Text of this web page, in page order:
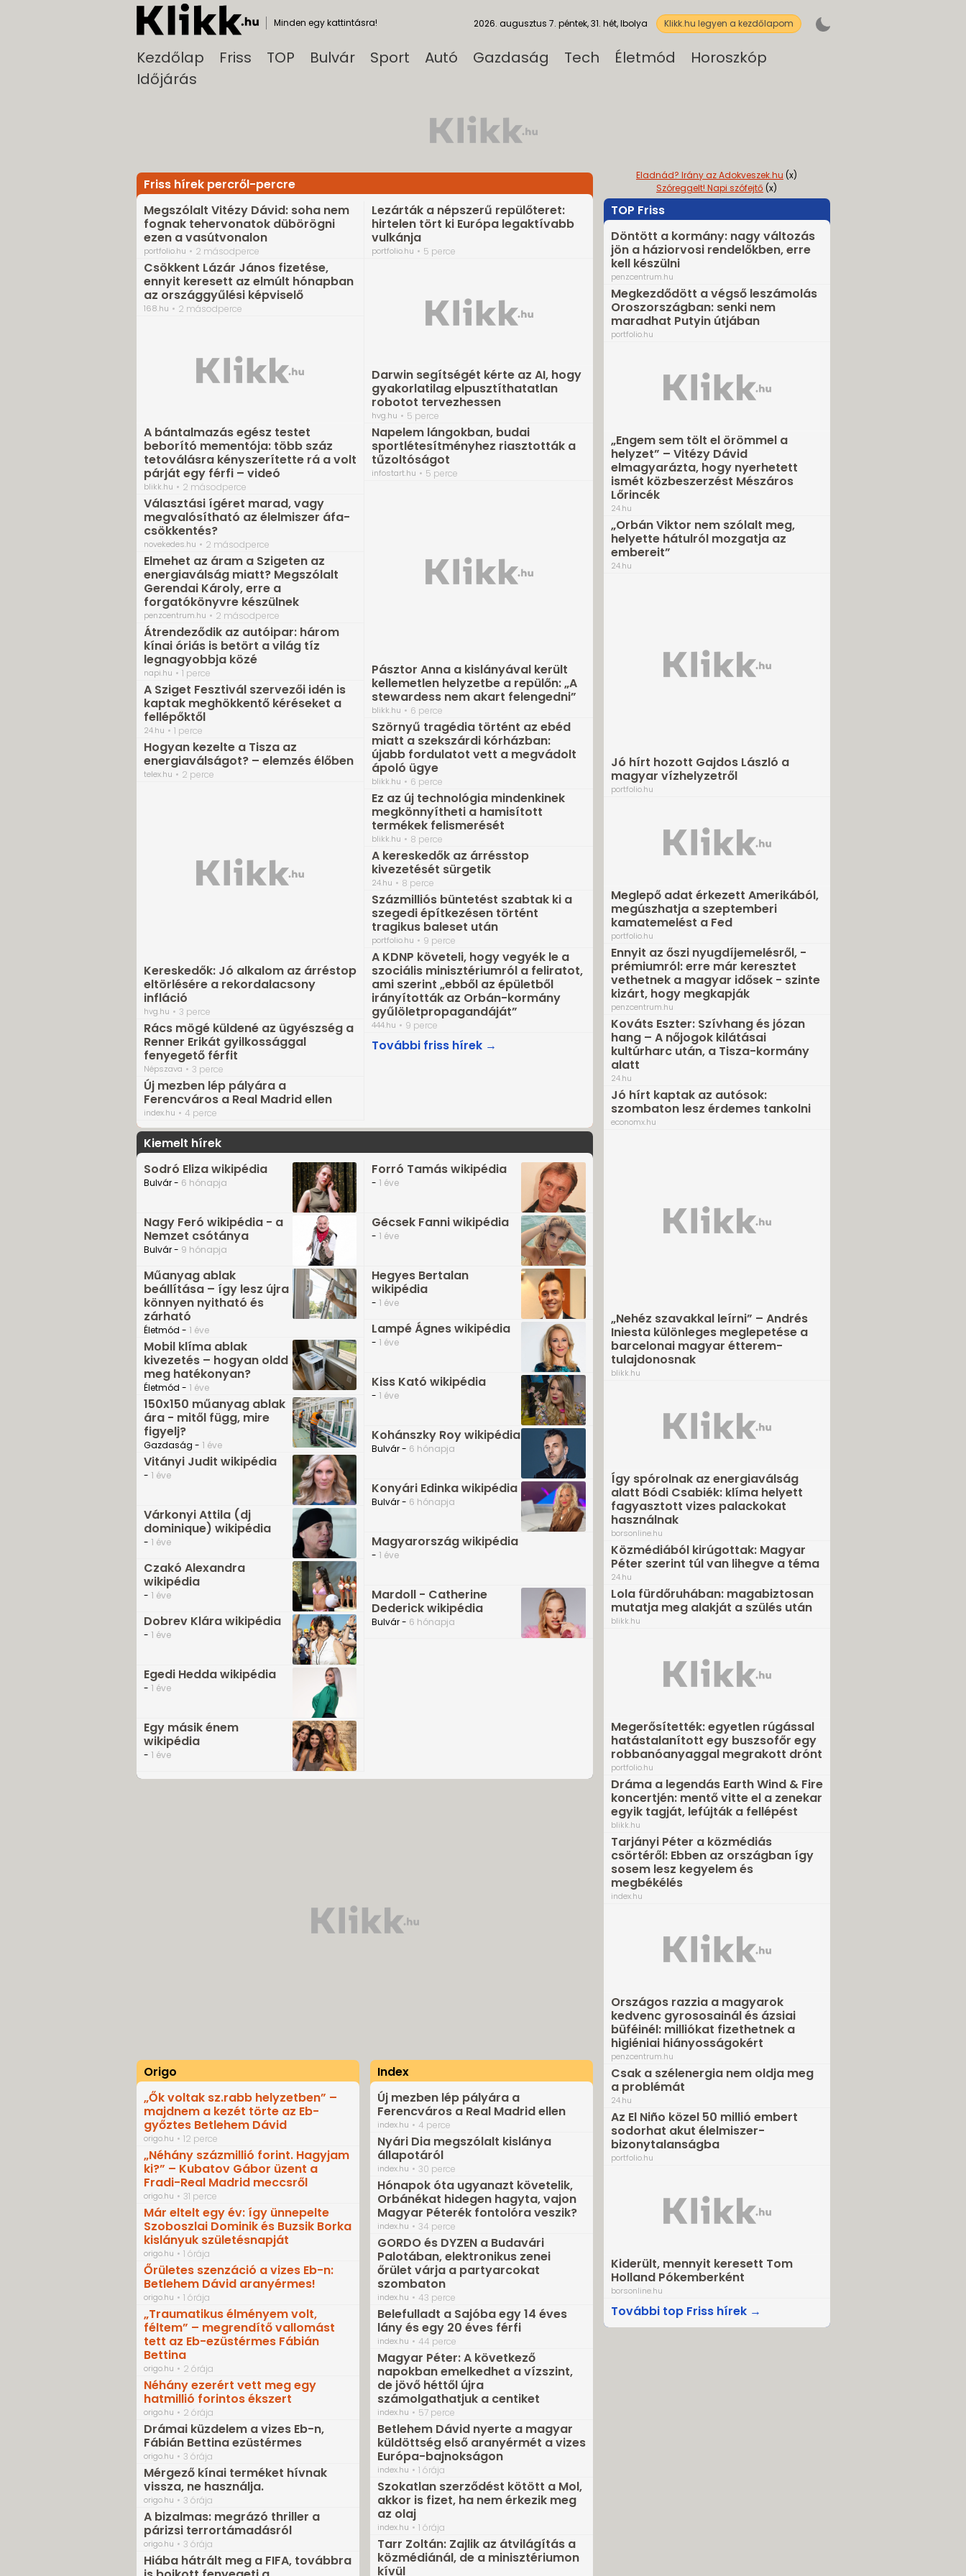
Minden egy kattintásra! 2026. augusztus 7. péntek, 31. hét, Ibolya Klikk.hu legyen a kezdőlapom
Kezdőlap Friss TOP Bulvár Sport Autó Gazdaság Tech Életmód
Horoszkóp
Időjárás
Friss hírek percről-percre
Megszólalt Vitézy Dávid: soha nem
fognak tehervonatok dübörögni
ezen a vasútvonalon
portfolio.hu 2 másodperce
Csökkent Lázár János fizetése,
ennyit keresett az elmúlt hónapban
az országgyűlési képviselő
168.hu 2 másodperce
A bántalmazás egész testet
beborító mementója: több száz
tetoválásra kényszerítette rá a volt
párját egy férfi – videó
blikk.hu 2 másodperce
Választási ígéret marad, vagy
megvalósítható az élelmiszer áfa-
csökkentés?
novekedes.hu 2 másodperce
Elmehet az áram a Szigeten az
energiaválság miatt? Megszólalt
Gerendai Károly, erre a
forgatókönyvre készülnek
penzcentrum.hu 2 másodperce
Átrendeződik az autóipar: három
kínai óriás is betört a világ tíz
legnagyobbja közé
napi.hu 1 perce
A Sziget Fesztivál szervezői idén is
kaptak meghökkentő kéréseket a
fellépőktől
24.hu 1 perce
Hogyan kezelte a Tisza az
energiaválságot? – elemzés élőben
telex.hu 2 perce
Kereskedők: Jó alkalom az árréstop
eltörlésére a rekordalacsony
infláció
hvg.hu 3 perce
Rács mögé küldené az ügyészség a
Renner Erikát gyilkossággal
fenyegető férfit
Népszava 3 perce
Új mezben lép pályára a
Ferencváros a Real Madrid ellen
index.hu 4 perce
Lezárták a népszerű repülőteret:
hirtelen tört ki Európa legaktívabb
vulkánja
portfolio.hu 5 perce
Darwin segítségét kérte az AI, hogy
gyakorlatilag elpusztíthatatlan
robotot tervezhessen
hvg.hu 5 perce
Napelem lángokban, budai
sportlétesítményhez riasztották a
tűzoltóságot
infostart.hu 5 perce
Pásztor Anna a kislányával került
kellemetlen helyzetbe a repülőn: „A
stewardess nem akart felengedni”
blikk.hu 6 perce
Szörnyű tragédia történt az ebéd
miatt a szekszárdi kórházban:
újabb fordulatot vett a megvádolt
ápoló ügye
blikk.hu 6 perce
Ez az új technológia mindenkinek
megkönnyítheti a hamisított
termékek felismerését
blikk.hu 8 perce
A kereskedők az árrésstop
kivezetését sürgetik
24.hu 8 perce
Százmilliós büntetést szabtak ki a
szegedi építkezésen történt
tragikus baleset után
portfolio.hu 9 perce
A KDNP követeli, hogy vegyék le a
szociális minisztériumról a feliratot,
ami szerint „ebből az épületből
irányították az Orbán-kormány
gyűlöletpropagandáját”
444.hu 9 perce
További friss hírek →
Kiemelt hírek
Sodró Eliza wikipédia
Bulvár - 6 hónapja
Nagy Feró wikipédia - a
Nemzet csótánya
Bulvár - 9 hónapja
Műanyag ablak
beállítása – így lesz újra
könnyen nyitható és
zárható
Életmód - 1 éve
Mobil klíma ablak
kivezetés – hogyan oldd
meg hatékonyan?
Életmód - 1 éve
150x150 műanyag ablak
ára - mitől függ, mire
figyelj?
Gazdaság - 1 éve
Vitányi Judit wikipédia
- 1 éve
Várkonyi Attila (dj
dominique) wikipédia
- 1 éve
Czakó Alexandra
wikipédia
- 1 éve
Dobrev Klára wikipédia
- 1 éve
Egedi Hedda wikipédia
- 1 éve
Egy másik énem
wikipédia
- 1 éve
Forró Tamás wikipédia
- 1 éve
Gécsek Fanni wikipédia
- 1 éve
Hegyes Bertalan
wikipédia
- 1 éve
Lampé Ágnes wikipédia
- 1 éve
Kiss Kató wikipédia
- 1 éve
Kohánszky Roy wikipédia
Bulvár - 6 hónapja
Konyári Edinka wikipédia
Bulvár - 6 hónapja
Magyarország wikipédia
- 1 éve
Mardoll - Catherine
Dederick wikipédia
Bulvár - 6 hónapja
Eladnád? Irány az Adokveszek.hu (x)
Szóreggelt! Napi szófejtő (x)
TOP Friss
Döntött a kormány: nagy változás
jön a háziorvosi rendelőkben, erre
kell készülni
penzcentrum.hu
Megkezdődött a végső leszámolás
Oroszországban: senki nem
maradhat Putyin útjában
portfolio.hu
„Engem sem tölt el örömmel a
helyzet” – Vitézy Dávid
elmagyarázta, hogy nyerhetett
ismét közbeszerzést Mészáros
Lőrincék
24.hu
„Orbán Viktor nem szólalt meg,
helyette hátulról mozgatja az
embereit”
24.hu
Jó hírt hozott Gajdos László a
magyar vízhelyzetről
portfolio.hu
Meglepő adat érkezett Amerikából,
megúszhatja a szeptemberi
kamatemelést a Fed
portfolio.hu
Ennyit az őszi nyugdíjemelésről, -
prémiumról: erre már keresztet
vethetnek a magyar idősek - szinte
kizárt, hogy megkapják
penzcentrum.hu
Kováts Eszter: Szívhang és józan
hang – A nőjogok kilátásai
kultúrharc után, a Tisza-kormány
alatt
24.hu
Jó hírt kaptak az autósok:
szombaton lesz érdemes tankolni
economx.hu
„Nehéz szavakkal leírni” – Andrés
Iniesta különleges meglepetése a
barcelonai magyar étterem-
tulajdonosnak
blikk.hu
Így spórolnak az energiaválság
alatt Bódi Csabiék: klíma helyett
fagyasztott vizes palackokat
használnak
borsonline.hu
Közmédiából kirúgottak: Magyar
Péter szerint túl van lihegve a téma
24.hu
Lola fürdőruhában: magabiztosan
mutatja meg alakját a szülés után
blikk.hu
Megerősítették: egyetlen rúgással
hatástalanított egy buszsofőr egy
robbanóanyaggal megrakott drónt
portfolio.hu
Dráma a legendás Earth Wind & Fire
koncertjén: mentő vitte el a zenekar
egyik tagját, lefújták a fellépést
blikk.hu
Tarjányi Péter a közmédiás
csörtéről: Ebben az országban így
sosem lesz kegyelem és
megbékélés
index.hu
Országos razzia a magyarok
kedvenc gyrososainál és ázsiai
büféinél: milliókat fizethetnek a
higiéniai hiányosságokért
penzcentrum.hu
Csak a szélenergia nem oldja meg
a problémát
24.hu
Az El Niño közel 50 millió embert
sodorhat akut élelmiszer-
bizonytalanságba
portfolio.hu
Kiderült, mennyit keresett Tom
Holland Pókemberként
borsonline.hu
További top Friss hírek →
Origo
„Ők voltak sz.rabb helyzetben” –
majdnem a kezét törte az Eb-
győztes Betlehem Dávid
origo.hu 12 perce
„Néhány százmillió forint. Hagyjam
ki?” – Kubatov Gábor üzent a
Fradi-Real Madrid meccsről
origo.hu 31 perce
Már eltelt egy év: így ünnepelte
Szoboszlai Dominik és Buzsik Borka
kislányuk születésnapját
origo.hu 1 órája
Őrületes szenzáció a vizes Eb-n:
Betlehem Dávid aranyérmes!
origo.hu 1 órája
„Traumatikus élményem volt,
féltem” – megrendítő vallomást
tett az Eb-ezüstérmes Fábián
Bettina
origo.hu 2 órája
Néhány ezerért vett meg egy
hatmillió forintos ékszert
origo.hu 2 órája
Drámai küzdelem a vizes Eb-n,
Fábián Bettina ezüstérmes
origo.hu 3 órája
Mérgező kínai terméket hívnak
vissza, ne használja.
origo.hu 3 órája
A bizalmas: megrázó thriller a
párizsi terrortámadásról
origo.hu 3 órája
Hiába hátrált meg a FIFA, továbbra
Index
Új mezben lép pályára a
Ferencváros a Real Madrid ellen
index.hu 4 perce
Nyári Dia megszólalt kislánya
állapotáról
index.hu 30 perce
Hónapok óta ugyanazt követelik,
Orbánékat hidegen hagyta, vajon
Magyar Péterék fontolóra veszik?
index.hu 34 perce
GORDO és DYZEN a Budavári
Palotában, elektronikus zenei
őrület várja a partyarcokat
szombaton
index.hu 43 perce
Belefulladt a Sajóba egy 14 éves
lány és egy 20 éves férfi
index.hu 44 perce
Magyar Péter: A következő
napokban emelkedhet a vízszint,
de jövő héttől újra
számolgathatjuk a centiket
index.hu 57 perce
Betlehem Dávid nyerte a magyar
küldöttség első aranyérmét a vizes
Európa-bajnokságon
index.hu 1 órája
Szokatlan szerződést kötött a Mol,
akkor is fizet, ha nem érkezik meg
az olaj
index.hu 1 órája
Tarr Zoltán: Zajlik az átvilágítás a
közmédiánál, de a minisztériumon
kívül